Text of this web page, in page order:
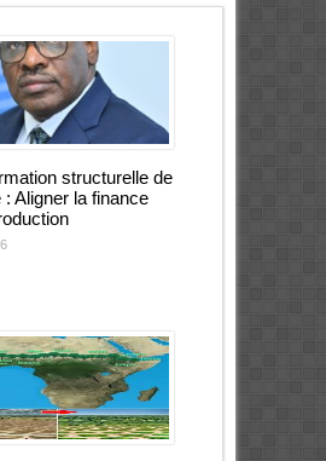
structurelle de
: Aligner la finance